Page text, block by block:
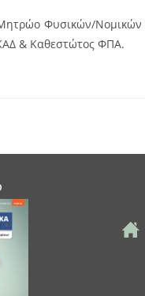
Φυσικών/Νομικών
& Καθεστώτος ΦΠΑ.